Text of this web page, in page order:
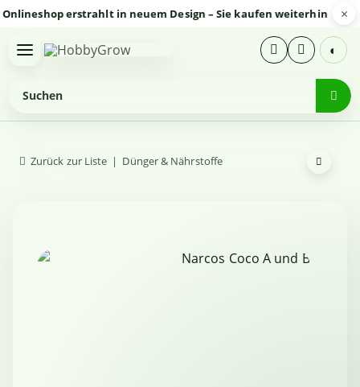
erstrahlt in neuem Design – Sie kaufen weiterhin sicher ×
◐
Zurück zur Liste Dünger & Nährstoffe